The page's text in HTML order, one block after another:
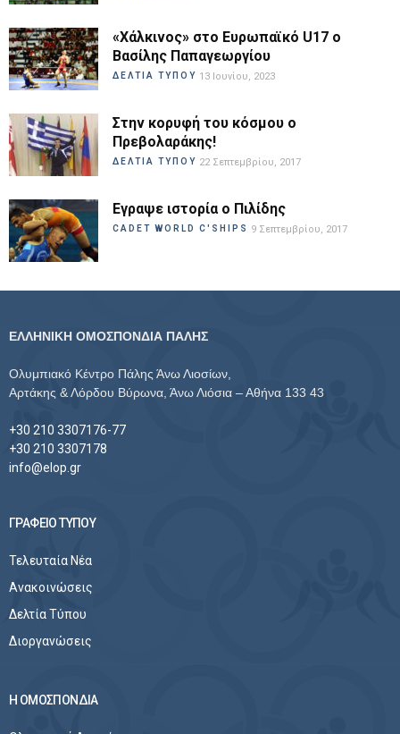
«Χάλκινος» στο Ευρωπαϊκό U17 ο
Βασίλης Παπαγεωργίου
ΔΕΛΤΙΑ ΤΥΠΟΥ 13 Ιουνίου, 2023
Στην κορυφή του κόσμου ο
Πρεβολαράκης!
ΔΕΛΤΙΑ ΤΥΠΟΥ 22 Σεπτεμβρίου, 2017
Εγραψε ιστορία ο Πιλίδης
CADET WORLD C'SHIPS 9 Σεπτεμβρίου, 2017
ΕΛΛΗΝΙΚΗ ΟΜΟΣΠΟΝΔΙΑ ΠΑΛΗΣ
Ολυμπιακό Κέντρο Πάλης Άνω Λιοσίων,
Αρτάκης & Λόρδου Βύρωνα, Άνω Λιόσια – Αθήνα 133 43
+30 210 3307176-77
+30 210 3307178
info@elop.gr
ΓΡΑΦΕΙΟ ΤΥΠΟΥ
Τελευταία Νέα
Ανακοινώσεις
Δελτία Τύπου
Διοργανώσεις
Η ΟΜΟΣΠΟΝΔΙΑ